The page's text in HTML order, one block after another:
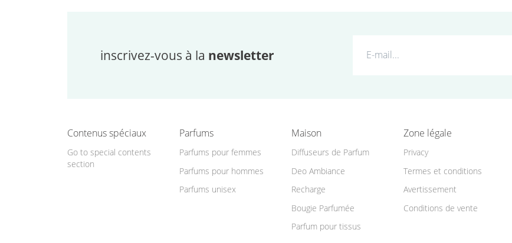
inscrivez-vous à la newsletter
Contenus spéciaux
Go to special contents
section
Parfums
Parfums pour femmes
Parfums pour hommes
Parfums unisex
Maison
Diffuseurs de Parfum
Deo Ambiance
Recharge
Bougie Parfumée
Parfum pour tissus
Zone légale
Privacy
Termes et conditions
Avertissement
Conditions de vente